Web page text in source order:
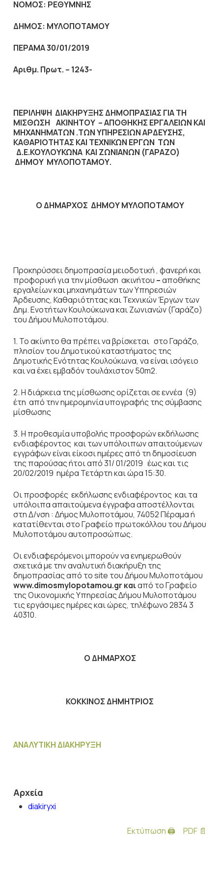
ΝΟΜΟΣ: ΡΕΘΥΜΝΗΣ
ΔΗΜΟΣ: ΜΥΛΟΠΟΤΑΜΟΥ
ΠΕΡΑΜΑ 30/01/2019
Αριθμ. Πρωτ. – 1243-
ΠΕΡΙΛΗΨΗ ΔΙΑΚΗΡΥΞΗΣ ΔΗΜΟΠΡΑΣΙΑΣ ΓΙΑ ΤΗ
ΜΙΣΘΩΣΗ ΑΚΙΝΗΤΟΥ – ΑΠΟΘΗΚΗΣ ΕΡΓΑΛΕΙΩΝ ΚΑΙ
ΜΗΧΑΝΗΜΑΤΩΝ .ΤΩΝ ΥΠΗΡΕΣΙΩΝ ΑΡΔΕΥΣΗΣ,
ΚΑΘΑΡΙΟΤΗΤΑΣ ΚΑΙ ΤΕΧΝΙΚΩΝ ΕΡΓΩΝ ΤΩΝ
Δ.Ε.ΚΟΥΛΟΥΚΩΝΑ ΚΑΙ ΖΩΝΙΑΝΩΝ (ΓΑΡΑΖΟ)
ΔΗΜΟΥ ΜΥΛΟΠΟΤΑΜΟΥ.
Ο ΔΗΜΑΡΧΟΣ ΔΗΜΟΥ ΜΥΛΟΠΟΤΑΜΟΥ
Προκηρύσσει δημοπρασία μειοδοτική , φανερή και
προφορική για την μίσθωση ακινήτου –αποθήκης
εργαλείων και μηχανημάτων των Υπηρεσιών
Άρδευσης, Καθαριότητας και Τεχνικών Έργων των
Δημ. Ενοτήτων Κουλούκωνα και Ζωνιανών (Γαράζο)
τουΔήμου Μυλοποτάμου.
1. Το ακίνητο θα πρέπει να βρίσκεται στο Γαράζο,
πλησίον του Δημοτικού καταστήματος της
Δημοτικής Ενότητας Κουλούκωνα, να είναι ισόγειο
και να έχει εμβαδόν τουλάχιστον 50m2.
2. Η διάρκεια της μίσθωσης ορίζεται σε εννέα (9)
έτη από την ημερομηνία υπογραφής της σύμβασης
μίσθωσης
3. Η προθεσμία υποβολής προσφορών εκδήλωσης
ενδιαφέροντος και των υπόλοιπων απαιτούμενων
εγγράφων είναι είκοσι ημέρες από τη δημοσίευση
της παρούσας ήτοι από 31/ 01/2019 έως και τις
20/02/2019 ημέρα Τετάρτη και ώρα 15:30.
Οι προσφορές εκδήλωσης ενδιαφέροντος και τα
υπόλοιπα απαιτούμενα έγγραφα αποστέλλονται
στη Δ/νση : Δήμος Μυλοποτάμου, 74052 Πέραμα ή
κατατίθενται στο Γραφείο πρωτοκόλλου του Δήμου
Μυλοποτάμου αυτοπροσώπως.
Οι ενδιαφερόμενοι μπορούν να ενημερωθούν
σχετικά με την αναλυτική διακήρυξη της
δημοπρασίας από το site του Δήμου Μυλοποτάμου
www.dimosmylopotamou.gr καιαπό το Γραφείο
της Οικονομικής Υπηρεσίας Δήμου Μυλοποτάμου
τις εργάσιμες ημέρες και ώρες, τηλέφωνο 2834 3
40310.
Ο ΔΗΜΑΡΧΟΣ
ΚΟΚΚΙΝΟΣ ΔΗΜΗΤΡΙΟΣ
ΑΝΑΛΥΤΙΚΗ ΔΙΑΚΗΡΥΞΗ
Αρχεία
diakiryxi
Εκτύπωση 🖨 PDF 📄